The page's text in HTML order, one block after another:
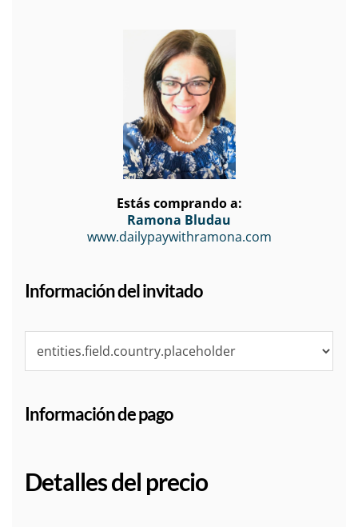
Estás comprando a:
Ramona Bludau
www.dailypaywithramona.com
Información del invitado
Información de pago
Detalles del precio